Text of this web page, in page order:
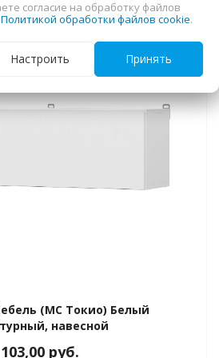
equalizer
(МС Токио) Белый
навесной
103,00 руб.
согласие на обработку файлов
Политикой обработки файлов cookie.
Настроить Принять